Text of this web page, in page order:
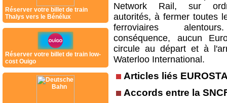
Réserver votre billet de train
Thalys vers le Bénélux
Réserver votre billet de train low-
cost Ouigo
Network Rail, sur
autorités, à fermer toutes
ferroviaires
conséquence, aucun
circule au départ et à
Waterloo International.
Articles liés
Accords entre la